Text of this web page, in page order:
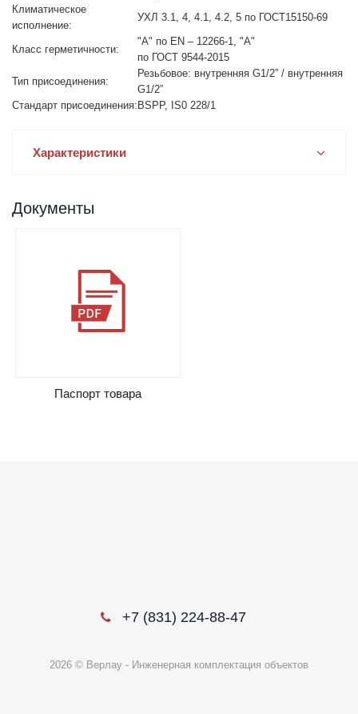
Климатическое
исполнение:
УХЛ 3.1, 4, 4.1, 4.2, 5 по ГОСТ15150-69
Класс герметичности:
"А" по EN – 12266-1, "А"
по ГОСТ 9544-2015
Тип присоединения:
Резьбовое: внутренняя G1/2” / внутренняя
G1/2”
Стандарт присоединения: BSPP, IS0 228/1
Характеристики
Документы
Паспорт товара
+7 (831) 224-88-47
2026 © Верлау - Инженерная комплектация объектов